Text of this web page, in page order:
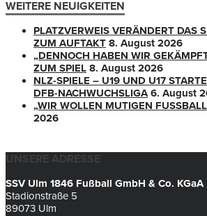
WEITERE NEUIGKEITEN
PLATZVERWEIS VERÄNDERT DAS
ZUM AUFTAKT 8. August 2026
„DENNOCH HABEN WIR
ZUM SPIEL 8. August 2026
NLZ-SPIELE – U19 UND U17
DFB-NACHWUCHSLIGA 6. August
„WIR WOLLEN MUTIGEN FUSSBALL
2026
UNSERE ADRESSE
SSV Ulm 1846 Fußball GmbH & Co. KGaA
Stadionstraße 5
89073 Ulm